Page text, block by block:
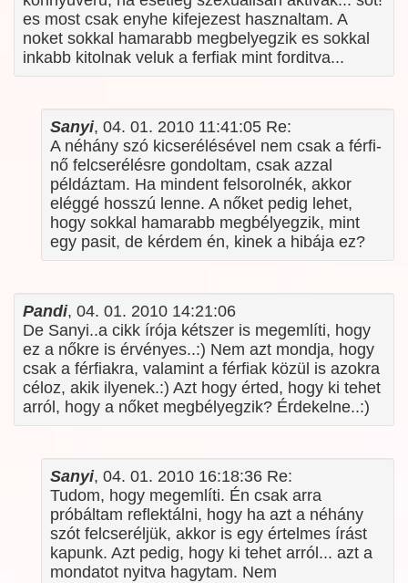
es most csak enyhe kifejezest hasznaltam. A
noket sokkal hamarabb megbelyegzik es sokkal
inkabb kitolnak veluk a ferfiak mint forditva...
Sanyi, 04. 01. 2010 11:41:05 Re:
A néhány szó kicserélésével nem csak a férfi-
nő felcserélésre gondoltam, csak azzal
példáztam. Ha mindent felsorolnék, akkor
eléggé hosszú lenne. A nőket pedig lehet,
hogy sokkal hamarabb megbélyegzik, mint
egy pasit, de kérdem én, kinek a hibája ez?
Pandi, 04. 01. 2010 14:21:06
De Sanyi..a cikk írója kétszer is megemlíti, hogy
ez a nőkre is érvényes..:) Nem azt mondja, hogy
csak a férfiakra, valamint a férfiak közül is azokra
céloz, akik ilyenek.:) Azt hogy érted, hogy ki tehet
arról, hogy a nőket megbélyegzik? Érdekelne..:)
Sanyi, 04. 01. 2010 16:18:36 Re:
Tudom, hogy megemlíti. Én csak arra
próbáltam reflektálni, hogy ha azt a néhány
szót felcseréljük, akkor is egy értelmes írást
kapunk. Azt pedig, hogy ki tehet arról... azt a
mondatot nyitva hagytam. Nem